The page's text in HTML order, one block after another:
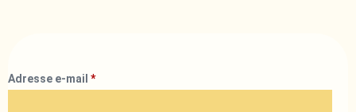
Adresse e-mail *